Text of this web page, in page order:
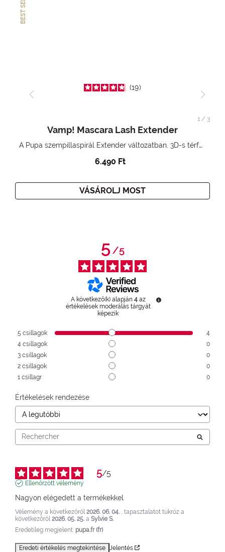
19
Vamp! Mascara Lash Extender
A Pupa szempillaspirál Extender változatban. 3D-s térfogatnövelő hatás. Hihetetlenül hosszú és göndör szempillák
6.490 Ft
VÁSÁROLJ MOST
1/ 3
5/5
A következő(k) alapján 4 az
értékelések moderálás tárgyát
képezik
5 csillagok
4
4 csillagok
0
3 csillagok
0
2 csillagok
0
1 csillagr 0
Értékelések rendezése
5/5
Ellenőrzött vélemény
Nagyon elégedett a termékekkel
Vélemény a következőről 2026. 06. 04. , tapasztalatot tükröz a
következőről 2026. 05. 25. a Sylvie S.
Eredetileg megjelent: pupa.fr (fr)
Eredeti értékelés megtekintése Jelentés